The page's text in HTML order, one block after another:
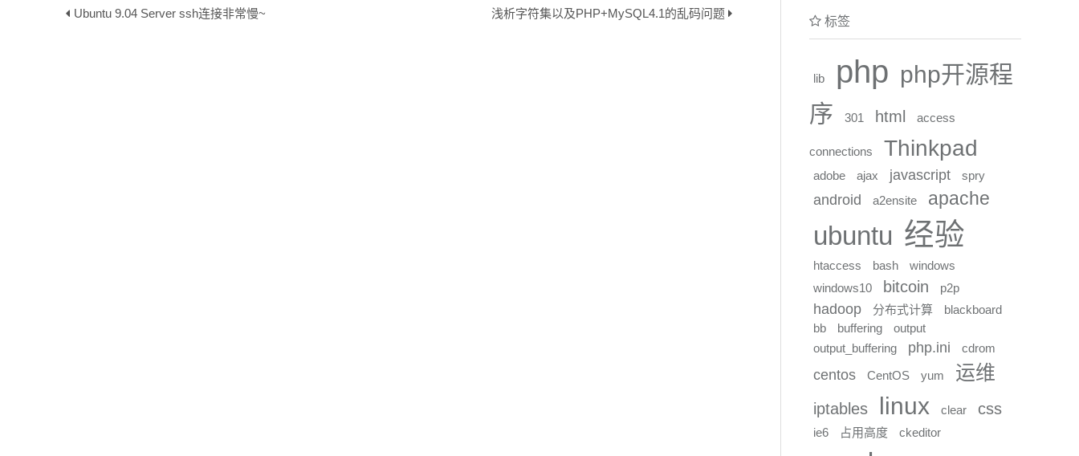
Ubuntu 9.04 Server ssh连接非常慢~ 浅析字符集以及PHP+MySQL4.1的乱码问题
标签
lib php php开源程
序
301 html access
connections Thinkpad
adobe ajax javascript spry
android a2ensite apache
ubuntu 经验
htaccess bash
windows
windows10
bitcoin p2p
hadoop 分布式计算
blackboard
bb
buffering
output
output_buffering
php.ini cdrom
centos CentOS yum 运维
iptables linux clear css
ie6 占用高度 ckeditor